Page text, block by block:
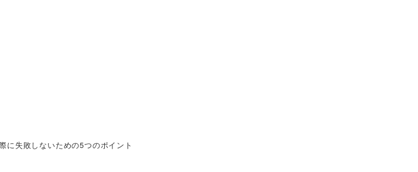
に失敗しないための5つのポイント